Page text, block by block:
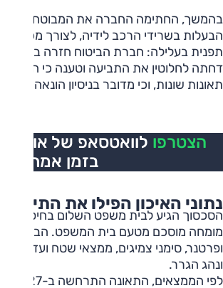
בהמשך, החתימה החברה את המבוטח על
הבעלות בשרידי הרכב לידיה, לצורך
תפנית בעלילה: חברת הביטוח חזרה בה
דחתה לחלוטין את התביעה וטענה כי הרכב
תאונות שונות, וכי מדובר בניסיון הונאה מצד
הצטרפו לוואטסאפ של אוטו,
בזמן אמת
נתוני האיכון הפילו את התיאוריה
הסכסוך הגיע לבית משפט השלום בחיפה, שם
מומחה מוסכם מטעם בית המשפט. הבדיקה
ופרטנר, סימני צמיגים, ממצאי שטח ועדויות
ונהג הגרר.